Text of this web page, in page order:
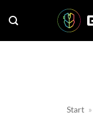
Inhalt
springen
Start »